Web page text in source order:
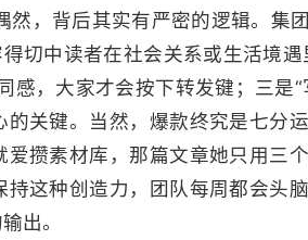
然，背后其实有严密的逻辑。集
切中读者在社会关系或生活境
感，大家才会按下转发键；三是
关键。当然，爆款终究是七分
攒素材库，那篇文章她只用三
这种创造力，团队每周都会头
出。